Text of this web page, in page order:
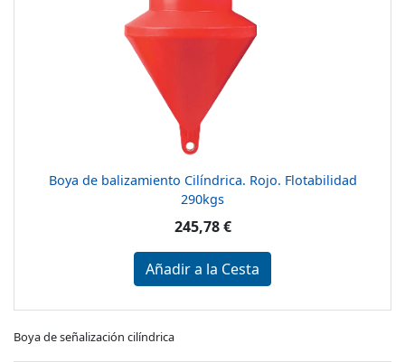
Boya de balizamiento Cilíndrica. Rojo. Flotabilidad
290kgs
245,78 €
Añadir a la Cesta
Boya de señalización cilíndrica